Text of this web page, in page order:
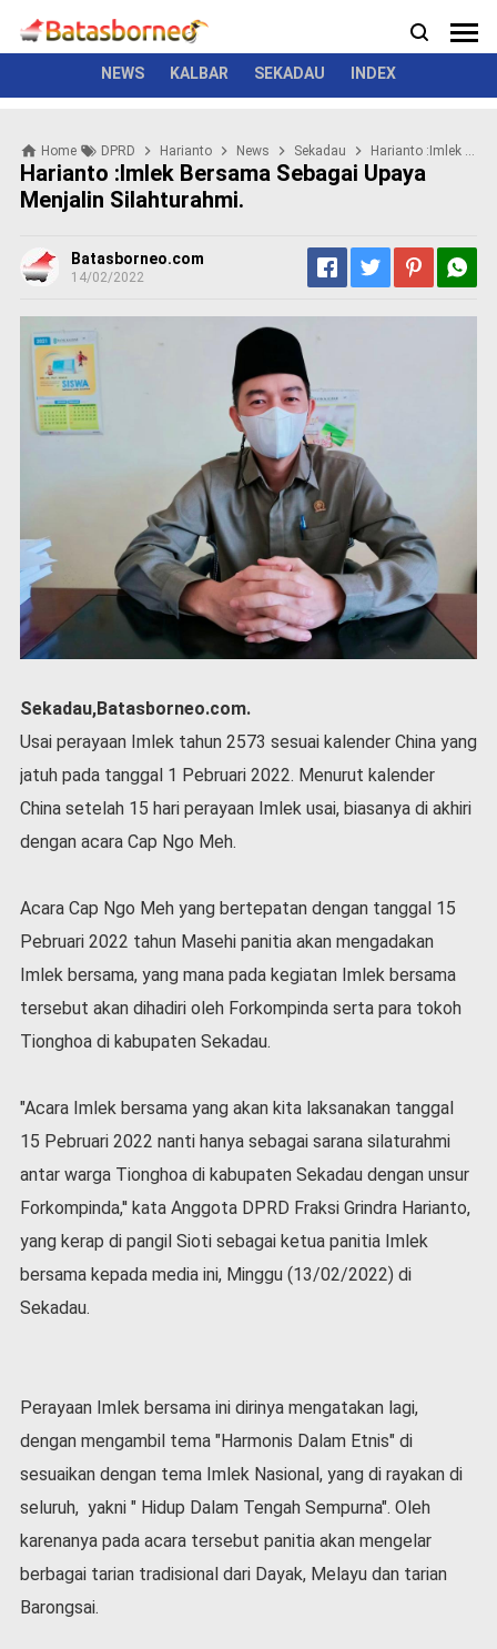
N
e
s
o
l
i
k
i
m
i
n
m
e
n
h
S
e
e
m
i
a
l
a
a
g
p
i
i
B
t
a
o
v
d
-
9
NEWS KALBAR SEKADAU INDEX
News Kriminal Seremonial
Home DPRD Harianto News Sekadau Harianto :Imlek Bersama Sebagai Upaya Menjalin Silahturahmi.
Harianto :Imlek Bersama Sebagai Upaya
Menjalin Silahturahmi.
Batasborneo.com
14/02/2022
Sekadau,Batasborneo.com.
Usai perayaan Imlek tahun 2573 sesuai kalender China yang
jatuh pada tanggal 1 Pebruari 2022. Menurut kalender
China setelah 15 hari perayaan Imlek usai, biasanya di akhiri
dengan acara Cap Ngo Meh.
Acara Cap Ngo Meh yang bertepatan dengan tanggal 15
Pebruari 2022 tahun Masehi panitia akan mengadakan
Imlek bersama, yang mana pada kegiatan Imlek bersama
tersebut akan dihadiri oleh Forkompinda serta para tokoh
Tionghoa di kabupaten Sekadau.
"Acara Imlek bersama yang akan kita laksanakan tanggal
15 Pebruari 2022 nanti hanya sebagai sarana silaturahmi
antar warga Tionghoa di kabupaten Sekadau dengan unsur
Forkompinda,'' kata Anggota DPRD Fraksi Grindra Harianto,
yang kerap di pangil Sioti sebagai ketua panitia Imlek
bersama kepada media ini, Minggu (13/02/2022) di
Sekadau.
Perayaan Imlek bersama ini dirinya mengatakan lagi,
dengan mengambil tema "Harmonis Dalam Etnis" di
sesuaikan dengan tema Imlek Nasional, yang di rayakan di
seluruh, yakni " Hidup Dalam Tengah Sempurna". Oleh
karenanya pada acara tersebut panitia akan mengelar
berbagai tarian tradisional dari Dayak, Melayu dan tarian
Barongsai.